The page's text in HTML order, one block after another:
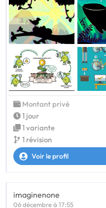
Montant privé
1 jour
1 variante
1 révision
Voir le profil
imaginenone
06 décembre à 17:55